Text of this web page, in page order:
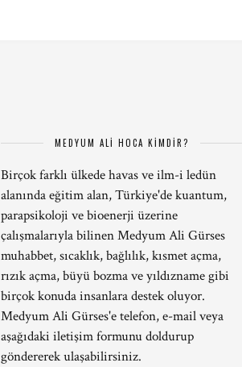
MEDYUM ALİ HOCA KİMDİR?
Birçok farklı ülkede havas ve ilm-i ledün
alanında eğitim alan, Türkiye'de kuantum,
parapsikoloji ve bioenerji üzerine
çalışmalarıyla bilinen Medyum Ali Gürses
muhabbet, sıcaklık, bağlılık, kısmet açma,
rızık açma, büyü bozma ve yıldızname gibi
birçok konuda insanlara destek oluyor.
Medyum Ali Gürses'e telefon, e-mail veya
aşağıdaki iletişim formunu doldurup
göndererek ulaşabilirsiniz.